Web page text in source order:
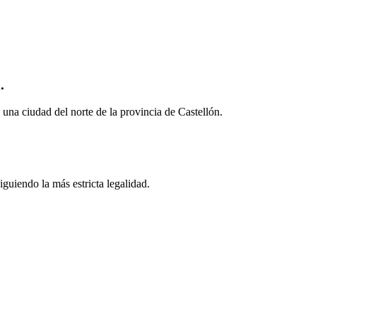
ciudad del norte de la provincia de Castellón.
la más estricta legalidad.